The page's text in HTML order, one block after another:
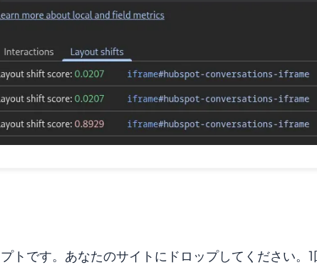
トです。あなたのサイトにドロップしてください。